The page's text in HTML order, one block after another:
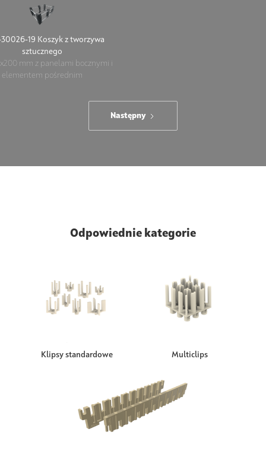
19 Koszyk z tworzywa
sztucznego
mm z panelami bocznymi i
elementem pośrednim
Następny
Odpowiednie kategorie
Klipsy standardowe Multiclips